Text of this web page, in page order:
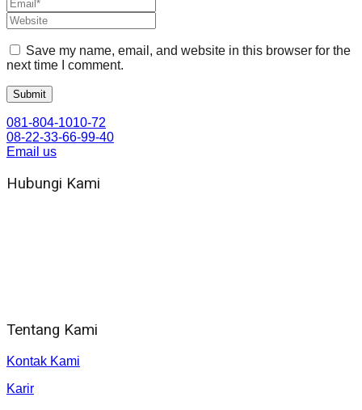
Save my name, email, and website in this browser for the
next time I comment.
081-804-1010-72
08-22-33-66-99-40
Email us
Hubungi Kami
Tentang Kami
Kontak Kami
Karir